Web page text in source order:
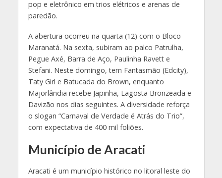
pop e eletrônico em trios elétricos e arenas de
paredão.
A abertura ocorreu na quarta (12) com o Bloco
Maranatá. Na sexta, subiram ao palco Patrulha,
Pegue Axé, Barra de Aço, Paulinha Ravett e
Stefani. Neste domingo, tem Fantasmão (Edcity),
Taty Girl e Batucada do Brown, enquanto
Majorlândia recebe Japinha, Lagosta Bronzeada e
Davizão nos dias seguintes. A diversidade reforça
o slogan “Carnaval de Verdade é Atrás do Trio”,
com expectativa de 400 mil foliões.
Município de Aracati
Aracati é um município histórico no litoral leste do